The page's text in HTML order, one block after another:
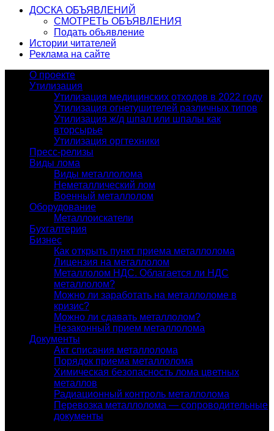
ДОСКА ОБЪЯВЛЕНИЙ
СМОТРЕТЬ ОБЪЯВЛЕНИЯ
Подать объявление
Истории читателей
Реклама на сайте
О проекте
Утилизация
Утилизация медицинских отходов в 2022 году
Утилизация огнетушителей различных типов
Утилизация ж/д шпал или шпалы как
вторсырье
Утилизация оргтехники
Пресс-релизы
Виды лома
Виды металлолома
Неметаллический лом
Военный металлолом
Оборудование
Металлоискатели
Бухгалтерия
Бизнес
Как открыть пункт приема металлолома
Лицензия на металлолом
Металлолом НДС. Облагается ли НДС
металлолом?
Можно ли заработать на металлоломе в
кризис?
Можно ли сдавать металлолом?
Незаконный прием металлолома
Документы
Акт списания металлолома
Порядок приема металлолома
Химическая безопасность лома цветных
металлов
Радиационный контроль металлолома
Перевозка металлолома — сопроводительные
документы